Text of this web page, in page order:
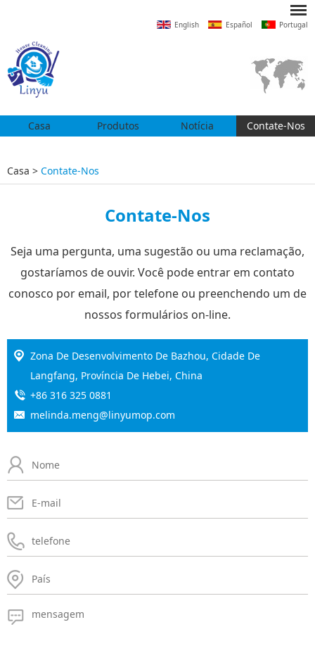
English Español Portugal
Casa Produtos Notícia Contate-Nos
Casa > Contate-Nos
Contate-Nos
Seja uma pergunta, uma sugestão ou uma reclamação,
gostaríamos de ouvir. Você pode entrar em contato
conosco por email, por telefone ou preenchendo um de
nossos formulários on-line.
Zona De Desenvolvimento De Bazhou, Cidade De
Langfang, Província De Hebei, China
+86 316 325 0881
melinda.meng@linyumop.com